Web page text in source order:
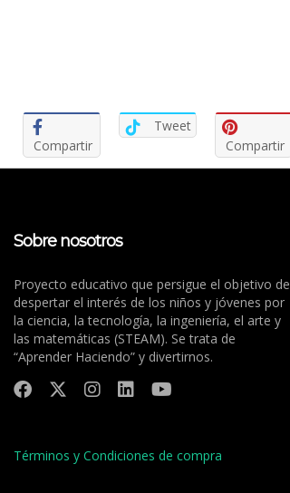
Compartir
Tweet
Compartir
Sobre nosotros
Proyecto educativo que persigue el objetivo de
despertar el interés de los niños y jóvenes por
la ciencia, la tecnología, la ingeniería, el arte y
las matemáticas (STEAM). Se trata de
“Aprender Haciendo” y divertirnos.
Términos y Condiciones de compra